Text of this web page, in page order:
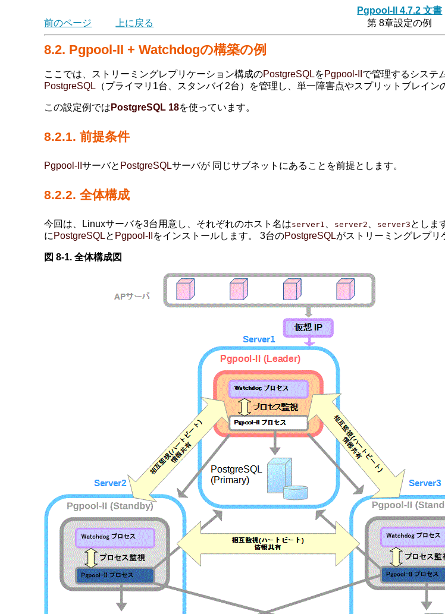
Pgpool-II 4.7.2 文書
前のページ
上に戻る 第 8章設定の例
8.2. Pgpool-II + Watchdogの構築の例
ここでは、ストリーミングレプリケーション構成のPostgreSQLをPgpool-II で管理するシステ
PostgreSQL （プライマリ1台、スタンバイ2台）を管理し、単一障害点やスプリットブレイ
この設定例では PostgreSQL 18を使っています。
8.2.1. 前提条件
Pgpool-IIサーバと PostgreSQLサーバが 同じサブネットにあることを前提とします。
8.2.2. 全体構成
今回は、Linuxサーバを3台用意し、それぞれのホスト名はserver1 server2 server3 としま
に PostgreSQLと Pgpool-II をインストールします。 3台のPostgreSQLがストリーミングレプリ
図 8-1. 全体構成図